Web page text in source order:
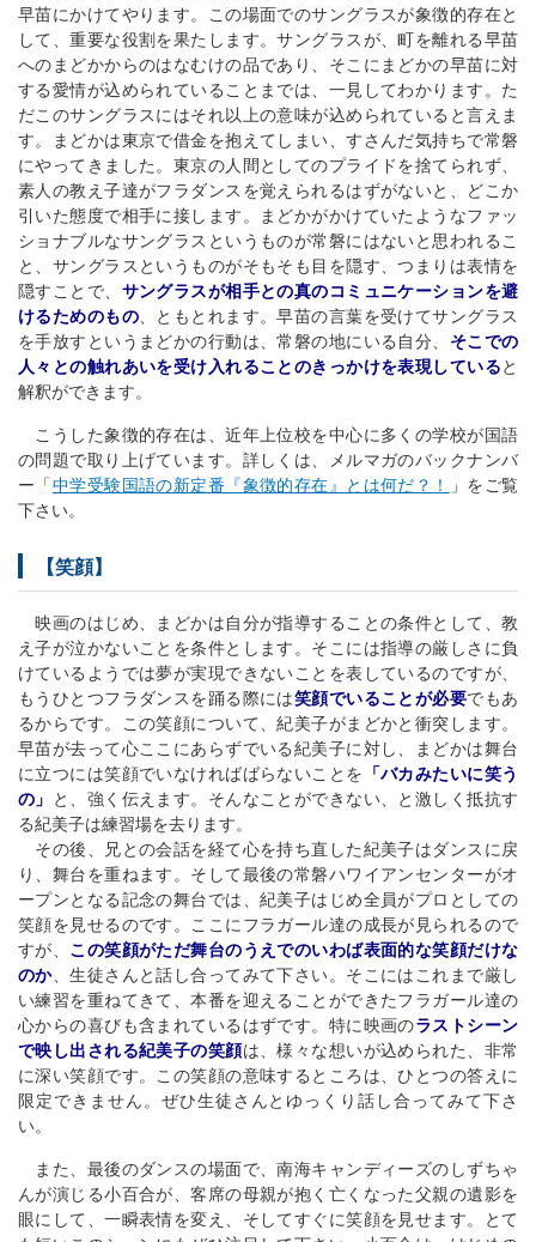
早苗にかけてやります。この場面でのサングラスが象徴的存在と
して、重要な役割を果たします。サングラスが、町を離れる早苗
へのまどかからのはなむけの品であり、そこにまどかの早苗に対
する愛情が込められていることまでは、一見してわかります。た
だこのサングラスにはそれ以上の意味が込められていると言えま
す。まどかは東京で借金を抱えてしまい、すさんだ気持ちで常磐
にやってきました。東京の人間としてのプライドを捨てられず、
素人の教え子達がフラダンスを覚えられるはずがないと、どこか
引いた態度で相手に接します。まどかがかけていたようなファッ
ショナブルなサングラスというものが常磐にはないと思われるこ
と、サングラスというものがそもそも目を隠す、つまりは表情を
隠すことで、 サングラスが相手との真のコミュニケーションを避
けるためのもの 、ともとれます。早苗の言葉を受けてサングラス
を手放すというまどかの行動は、常磐の地にいる自分、 そこでの
人々との触れあいを受け入れることのきっかけを表現していると
解釈ができます。
こうした象徴的存在は、近年上位校を中心に多くの学校が国語
の問題で取り上げています。詳しくは、メルマガのバックナンバ
ー「中学受験国語の新定番『象徴的存在』とは何だ？！
」をご覧
下さい。
【笑顔】
映画のはじめ、まどかは自分が指導することの条件として、教
え子が泣かないことを条件とします。そこには指導の厳しさに負
けているようでは夢が実現できないことを表しているのですが、
もうひとつフラダンスを踊る際には笑顔でいることが必要でもあ
るからです。この笑顔について、紀美子がまどかと衝突します。
早苗が去って心ここにあらずでいる紀美子に対し、まどかは舞台
に立つには笑顔でいなければばらないことを 「バカみたいに笑う
の」
と、強く伝えます。そんなことができない、と激しく抵抗す
る紀美子は練習場を去ります。
その後、兄との会話を経て心を持ち直した紀美子はダンスに戻
り、舞台を重ねます。そして最後の常磐ハワイアンセンターがオ
ープンとなる記念の舞台では、紀美子はじめ全員がプロとしての
笑顔を見せるのです。ここにフラガール達の成長が見られるので
すが、 この笑顔がただ舞台のうえでのいわば表面的な笑顔だけな
のか、生徒さんと話し合ってみて下さい。そこにはこれまで厳し
い練習を重ねてきて、本番を迎えることができたフラガール達の
心からの喜びも含まれているはずです。特に映画のラストシーン
で映し出される紀美子の笑顔は、様々な想いが込められた、非常
に深い笑顔です。この笑顔の意味するところは、ひとつの答えに
限定できません。ぜひ生徒さんとゆっくり話し合ってみて下さ
い。
また、最後のダンスの場面で、南海キャンディーズのしずちゃ
んが演じる小百合が、客席の母親が抱く亡くなった父親の遺影を
眼にして、一瞬表情を変え、そしてすぐに笑顔を見せます。とて